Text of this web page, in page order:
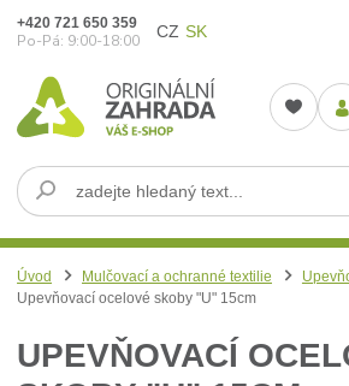
CZ SK
+420 721 650 359
Po-Pá: 9:00-18:00
Úvod Mulčovací a ochranné textilie
Upevňovací ocelové skoby "U" 15cm
UPEVŇOVACÍ